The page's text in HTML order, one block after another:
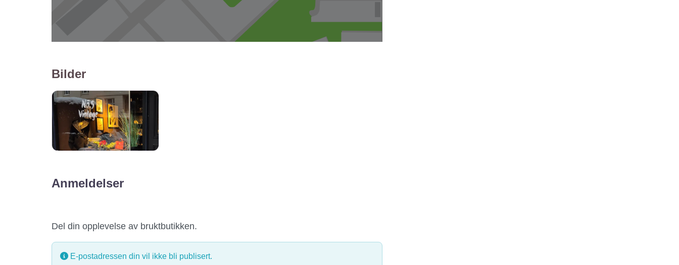
Bilder
Anmeldelser
Del din opplevelse av bruktbutikken.
E-postadressen din vil ikke bli publisert.